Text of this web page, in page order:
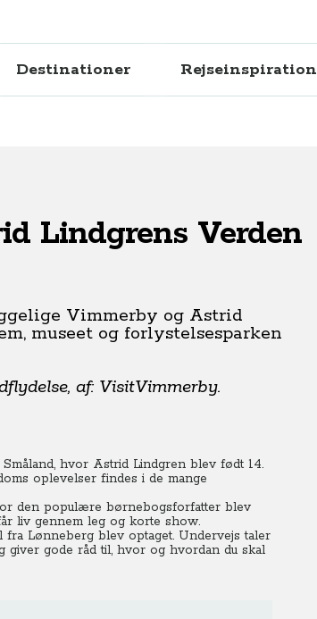
Destinationer Rejseinspiration
Lindgrens Verden
Vimmerby og Astrid
museet og forlystelsesparken
af: VisitVimmerby.
hvor Astrid Lindgren blev født 14.
oplevelser findes i de mange
den populære børnebogsforfatter blev
liv gennem leg og korte show.
Lønneberg blev optaget. Undervejs taler
giver gode råd til, hvor og hvordan du skal